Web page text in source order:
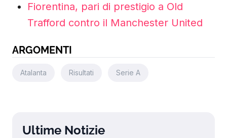
Fiorentina, pari di prestigio a Old
Trafford contro il Manchester United
ARGOMENTI
Atalanta Risultati Serie A
Ultime Notizie